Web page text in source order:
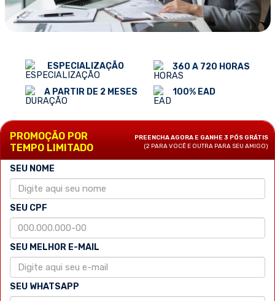
ESPECIALIZAÇÃO
A PARTIR DE 2 MESES
360 A 720 HORAS
100% EAD
PROMOÇÃO POR
TEMPO LIMITADO
PREENCHA AGORA E GANHE 3 PÓS GRÁTIS
(2 PARA VOCÊ E OUTRA PARA SEU AMIGO)
SEU NOME
SEU CPF
SEU MELHOR E-MAIL
SEU WHATSAPP